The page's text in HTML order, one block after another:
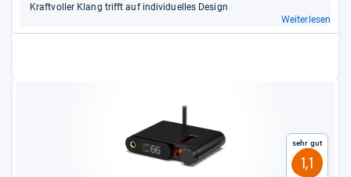
Kraft­vol­ler Klang trifft auf indi­vi­du­el­les Design
Weiterlesen
Sehr gut
1,1